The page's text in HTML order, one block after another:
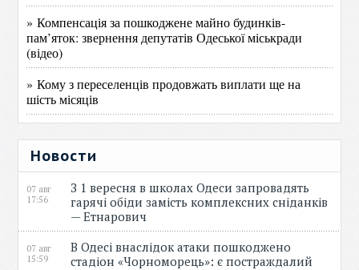
» Компенсація за пошкоджене майно будинків-
пам’яток: звернення депутатів Одеської міськради
(відео)
» Кому з переселенців продовжать виплати ще на
шість місяців
Новости
07 авг
17:56
З 1 вересня в школах Одеси запровадять
гарячі обіди замість комплексних сніданків
— Етнарович
07 авг
15:59
В Одесі внаслідок атаки пошкоджено
стадіон «Чорноморець»: є постраждалий